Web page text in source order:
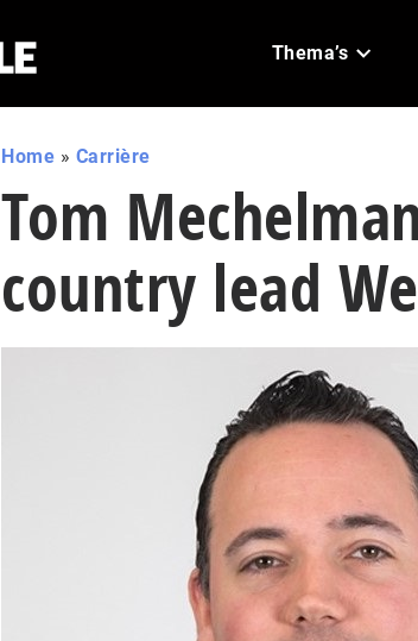
Thema’s
Home » Carrière
Tom
country lead